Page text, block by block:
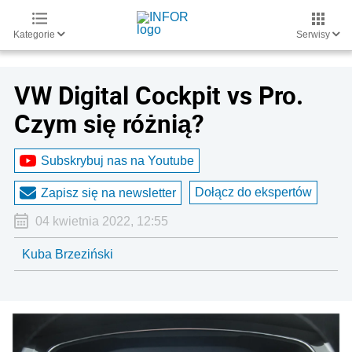
Kategorie Serwisy
VW Digital Cockpit vs Pro.
Czym się różnią?
Subskrybuj nas na Youtube
Zapisz się na newsletter Dołącz do ekspertów
04 kwietnia 2022, 12:55
Kuba Brzeziński